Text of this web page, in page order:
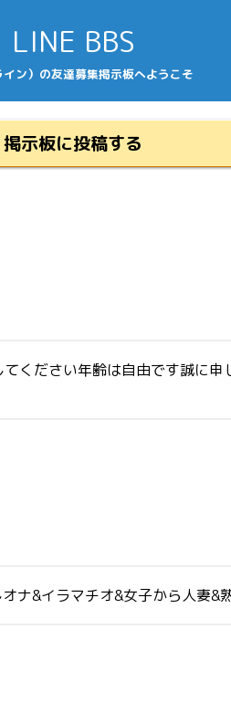
LINE BBS
イン）の友達募集掲示板へようこそ
掲示板に投稿する
ください年齢は自由です誠に
&イラマチオ&女子から人妻&